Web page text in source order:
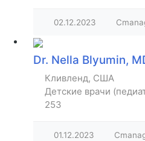
02.12.2023
Dr. Nella Blyumin,
Кливленд, США
Детские врачи
253
01.12.2023